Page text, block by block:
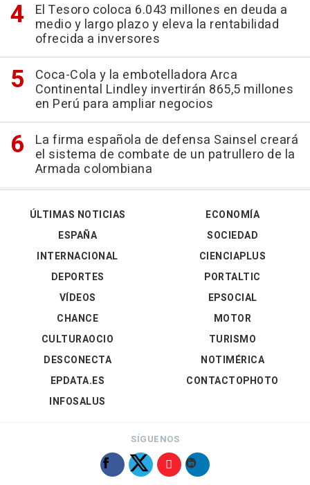
El Tesoro coloca 6.043 millones en deuda a
medio y largo plazo y eleva la rentabilidad
ofrecida a inversores
Coca-Cola y la embotelladora Arca
Continental Lindley invertirán 865,5 millones
en Perú para ampliar negocios
La firma española de defensa Sainsel creará
el sistema de combate de un patrullero de la
Armada colombiana
ÚLTIMAS NOTICIAS
ESPAÑA
INTERNACIONAL
DEPORTES
VÍDEOS
ECONOMÍA
SOCIEDAD
CIENCIAPLUS
PORTALTIC
EPSOCIAL
CHANCE
CULTURAOCIO
DESCONECTA
EPDATA.ES
INFOSALUS
MOTOR
TURISMO
NOTIMÉRICA
CONTACTOPHOTO
SÍGUENOS